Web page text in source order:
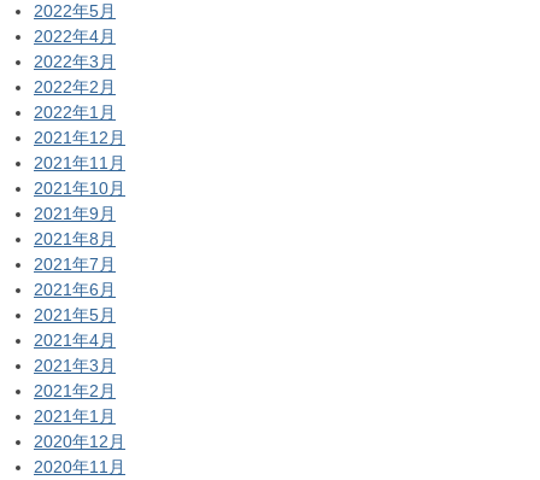
2022年5月
2022年4月
2022年3月
2022年2月
2022年1月
2021年12月
2021年11月
2021年10月
2021年9月
2021年8月
2021年7月
2021年6月
2021年5月
2021年4月
2021年3月
2021年2月
2021年1月
2020年12月
2020年11月